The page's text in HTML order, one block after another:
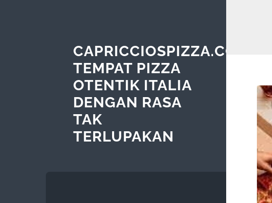
CAPRICCIOSPIZZA.COM:
TEMPAT PIZZA
OTENTIK ITALIA
DENGAN RASA
TAK
TERLUPAKAN